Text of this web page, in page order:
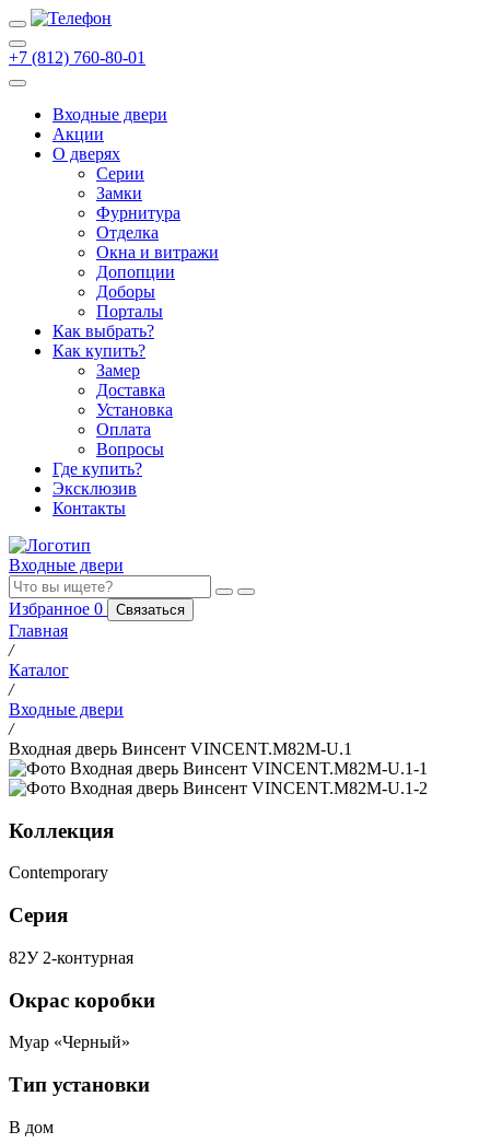
+7 (812) 760-80-01
Входные двери
Акции
О дверях
Cерии
Замки
Фурнитура
Отделка
Окна и витражи
Допопции
Доборы
Порталы
Как выбрать?
Как купить?
Замер
Доставка
Установка
Оплата
Вопросы
Где купить?
Эксклюзив
Контакты
Входные двери
Избранное 0 Связаться
Главная
/
Каталог
/
Входные двери
/
Входная дверь Винсент VINCENT.M82M-U.1
Коллекция
Contemporary
Серия
82У 2-контурная
Окрас коробки
Муар «Черный»
Тип установки
В дом